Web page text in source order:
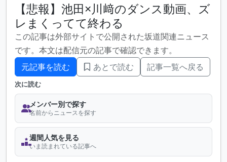
【悲報】池田×川﨑のダンス動画、ズ
レまくってて終わる
この記事は外部サイトで公開された坂道関連ニュース
です。本文は配信元の記事で確認できます。
元記事を読む
あとで読む 記事一覧へ戻る
次に読む
メンバー別で探す
名前からニュースを探す
週間人気を見る
いま読まれている記事へ